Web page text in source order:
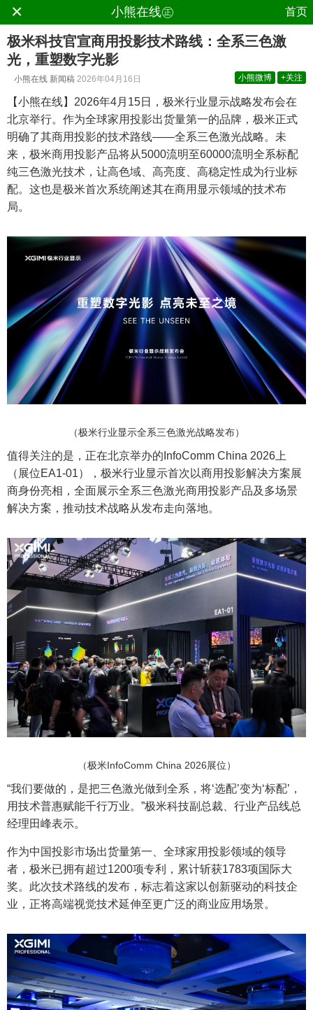
× 小熊在线㊣ 首页
极米科技官宣商用投影技术路线：全系三色激
光，重塑数字光影
小熊在线 新闻稿 2026年04月16日 小熊微博 +关注
【小熊在线】2026年4月15日，极米行业显示战略发布会在
北京举行。作为全球家用投影出货量第一的品牌，极米正式
明确了其商用投影的技术路线——全系三色激光战略。未
来，极米商用投影产品将从5000流明至60000流明全系标配
纯三色激光技术，让高色域、高亮度、高稳定性成为行业标
配。这也是极米首次系统阐述其在商用显示领域的技术布
局。
（极米行业显示全系三色激光战略发布）
值得关注的是，正在北京举办的InfoComm China 2026上
（展位EA1-01），极米行业显示首次以商用投影解决方案展
商身份亮相，全面展示全系三色激光商用投影产品及多场景
解决方案，推动技术战略从发布走向落地。
（极米InfoComm China 2026展位）
“我们要做的，是把三色激光做到全系，将‘选配’变为‘标配’，
用技术普惠赋能千行万业。”极米科技副总裁、行业产品线总
经理田峰表示。
作为中国投影市场出货量第一、全球家用投影领域的领导
者，极米已拥有超过1200项专利，累计斩获1783项国际大
奖。此次技术路线的发布，标志着这家以创新驱动的科技企
业，正将高端视觉技术延伸至更广泛的商业应用场景。